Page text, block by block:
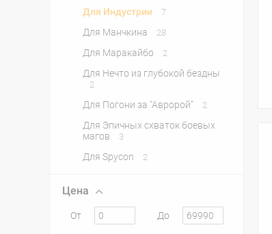
Для Индустрии 7
Для Манчкина 28
Для Маракайбо 2
Для Нечто из глубокой бездны
2
Для Погони за "Авророй" 2
Для Эпичных схваток боевых
магов
3
Для Spycon 2
Цена
От До